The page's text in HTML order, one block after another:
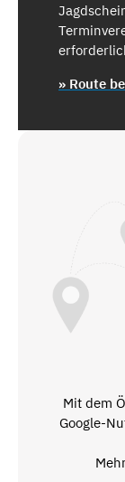
» Route
Mit dem
Google-